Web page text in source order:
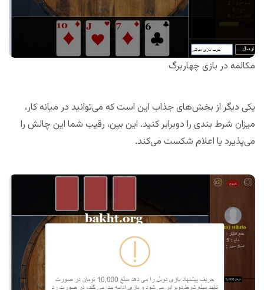
مکالمه در بازی چهاربرگ
یکی دیگر از بخش‌های جذاب این است که می‌توانید در میانه کار،
میزان شرط بندی را دوبرابر کنید. این بین، رقیب شما این چالش را
می‌پذیرد یا اعلام شکست می‌کند.